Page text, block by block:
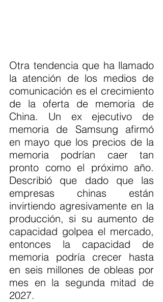
Otra tendencia que ha llamado
la atención de los medios de
comunicación es el crecimiento
de la oferta de memoria de
China. Un ex ejecutivo de
memoria de Samsung afirmó
en mayo que los precios de la
memoria podrían caer tan
pronto como el próximo año.
Describió que dado que las
empresas chinas están
invirtiendo agresivamente en la
producción, si su aumento de
capacidad golpea el mercado,
entonces la capacidad de
memoria podría crecer hasta
en seis millones de obleas por
mes en la segunda mitad de
2027.